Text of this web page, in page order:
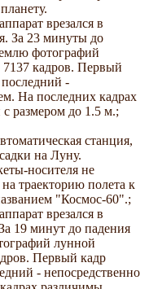
врезался в
За 23 минуты до
фотографий
кадров. Первый
-
На последних кадрах
размером до 1.5 м.;
станция,
на Луну.
носителя не
траекторию полета к
"Космос-60".;
врезался в
19 минут до падения
лунной
Первый кадр
- непосредственно